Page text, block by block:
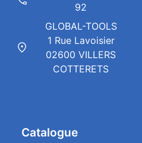
Catalogue
92
GLOBAL-TOOLS
1 Rue Lavoisier
02600 VILLERS
COTTERETS